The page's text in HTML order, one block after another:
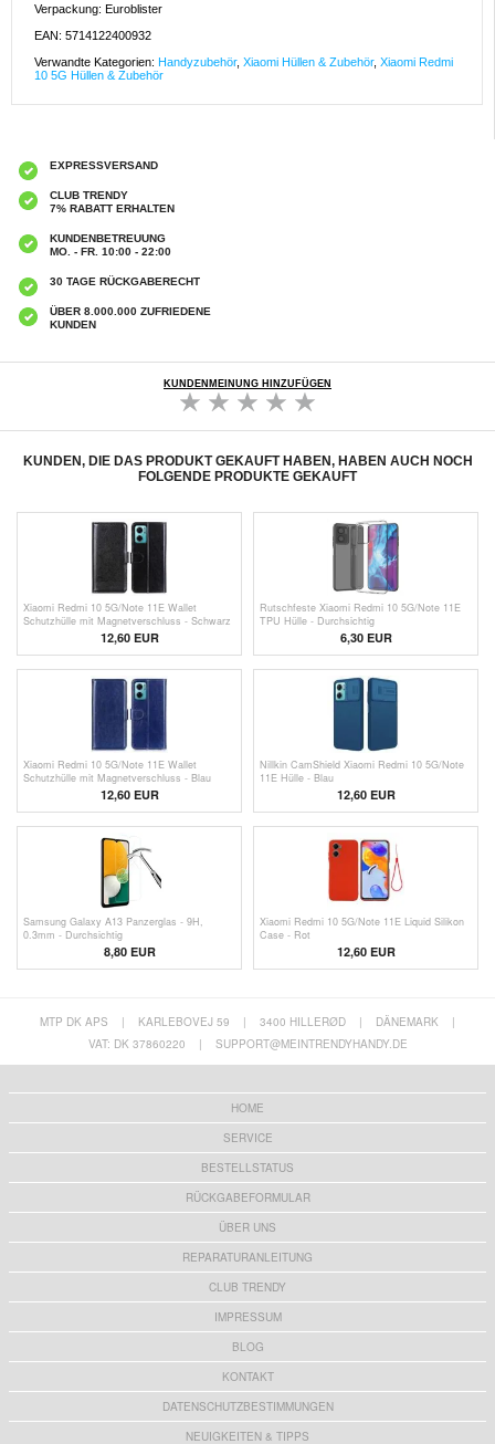
Verpackung: Euroblister
EAN: 5714122400932
Verwandte Kategorien: Handyzubehör, Xiaomi Hüllen & Zubehör, Xiaomi Redmi
10 5G Hüllen & Zubehör
EXPRESSVERSAND
CLUB TRENDY
7% RABATT ERHALTEN
KUNDENBETREUUNG
MO. - FR. 10:00 - 22:00
30 TAGE RÜCKGABERECHT
ÜBER 8.000.000 ZUFRIEDENE
KUNDEN
KUNDENMEINUNG HINZUFÜGEN
KUNDEN, DIE DAS PRODUKT GEKAUFT HABEN, HABEN AUCH NOCH
FOLGENDE PRODUKTE GEKAUFT
Xiaomi Redmi 10 5G/Note 11E Wallet
Schutzhülle mit Magnetverschluss - Schwarz
12,60 EUR
Rutschfeste Xiaomi Redmi 10 5G/Note 11E
TPU Hülle - Durchsichtig
6,30 EUR
Xiaomi Redmi 10 5G/Note 11E Wallet
Schutzhülle mit Magnetverschluss - Blau
12,60 EUR
Nillkin CamShield Xiaomi Redmi 10 5G/Note
11E Hülle - Blau
12,60 EUR
Samsung Galaxy A13 Panzerglas - 9H,
0.3mm - Durchsichtig
8,80 EUR
Xiaomi Redmi 10 5G/Note 11E Liquid Silikon
Case - Rot
12,60 EUR
MTP DK APS | KARLEBOVEJ 59 | 3400 HILLERØD | DÄNEMARK
|
VAT: DK 37860220
| SUPPORT@MEINTRENDYHANDY.DE
HOME
SERVICE
BESTELLSTATUS
RÜCKGABEFORMULAR
ÜBER UNS
REPARATURANLEITUNG
CLUB TRENDY
IMPRESSUM
BLOG
KONTAKT
DATENSCHUTZBESTIMMUNGEN
NEUIGKEITEN & TIPPS